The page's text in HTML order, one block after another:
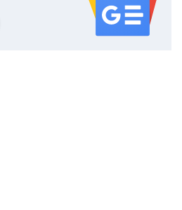
serwisu